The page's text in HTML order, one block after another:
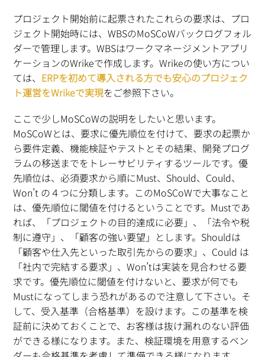
プロジェクト開始前に起票されたこれらの要求は、プロ
ジェクト開始時には、WBSのMoSCoWバックログフォル
ダーで管理します。WBSはワークマネージメントアプリ
ケーションのWrikeで作成します。Wrikeの使い方につい
ては、 ERPを初めて導入される方でも安心のプロジェク
ト運営をWrikeで実現をご参照下さい。
ここで少しMoSCoWの説明をしたいと思います。
MoSCoWとは、要求に優先順位を付けて、要求の起票か
ら要件定義、機能検証やテストとその結果、開発プログ
ラムの移送までをトレーサビリティするツールです。優
先順位は、必須要求から順にMust、Should、Could、
Won’t の４つに分類します。このMoSCoWで大事なこと
は、優先順位に閾値を付けるということです。Mustであ
れば、「プロジェクトの目的達成に必要」、「法令や税
制に遵守」、「顧客の強い要望」とします。Shouldは
「顧客や仕入先といった取引先からの要求」、Could は
「社内で完結する要求」、Won’tは実装を見合わせる要
求です。優先順位に閾値を付けないと、要求が何でも
Mustになってしまう恐れがあるので注意して下さい。そ
して、受入基準（合格基準）を設けます。この基準を検
証前に決めておくことで、お客様は抜け漏れのない評価
ができる様になります。また、検証環境を用意するベン